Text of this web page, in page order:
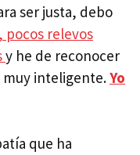
ser justa, debo
, pocos relevos
y he de reconocer
muy inteligente.Yo
que ha